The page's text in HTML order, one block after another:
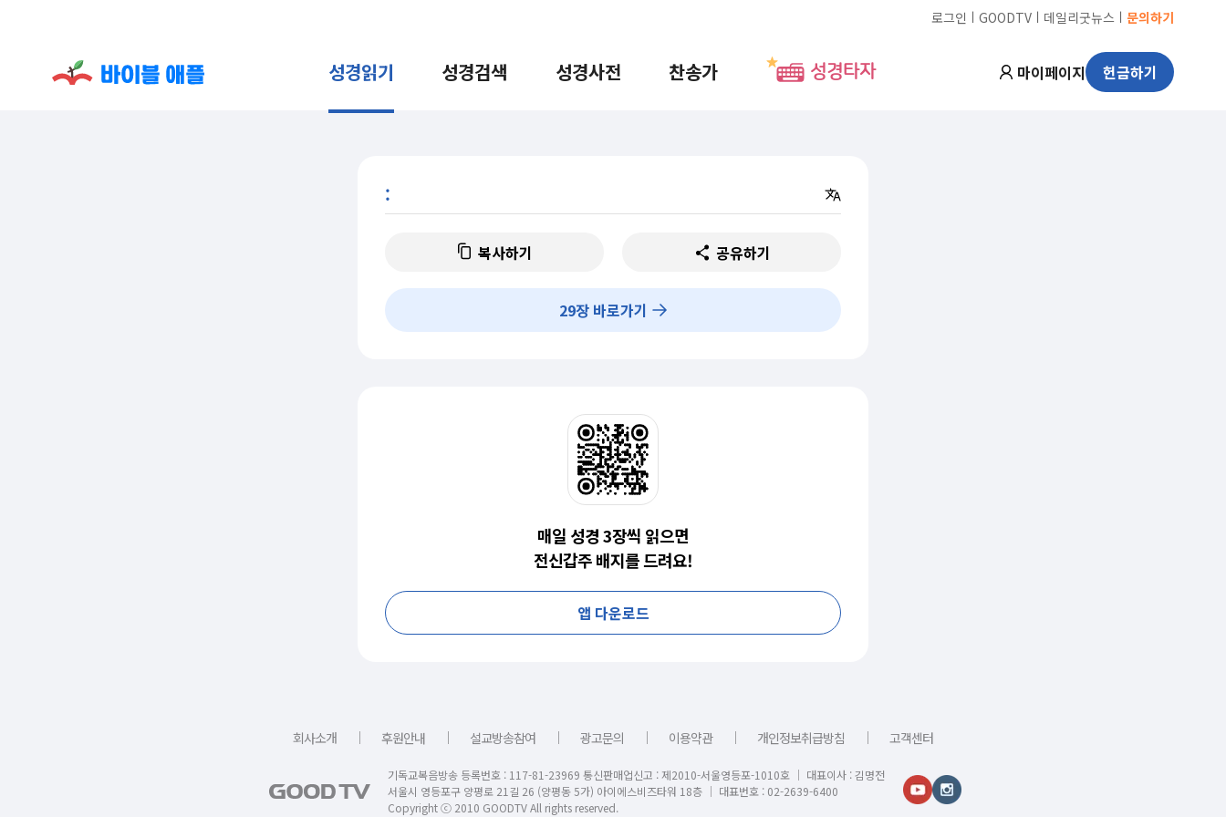
로그인 ㅣ GOODTV ㅣ 데일리굿뉴스 ㅣ 문의하기
성경읽기 성경검색 성경사전 찬송가 성경타자 마이페이지 헌금하기
:
복사하기 공유하기
29장 바로가기
매일 성경 3장씩 읽으면
전신갑주 배지를 드려요!
앱 다운로드
회사소개 ｜ 후원안내 ｜ 설교방송참여 ｜ 광고문의 ｜ 이용약관 ｜ 개인정보취급방침 ｜ 고객센터
기독교복음방송 등록번호 : 117-81-23969 통신판매업신고 : 제2010-서울영등포-1010호 │ 대표이사 : 김명전
서울시 영등포구 양평로 21길 26 (양평동 5가) 아이에스비즈타워 18층 │ 대표번호 : 02-2639-6400
Copyright ⓒ 2010 GOODTV All rights reserved.